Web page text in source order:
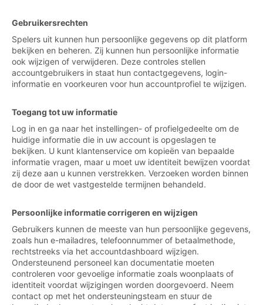
Gebruikersrechten
Spelers uit kunnen hun persoonlijke gegevens op dit platform
bekijken en beheren. Zij kunnen hun persoonlijke informatie
ook wijzigen of verwijderen. Deze controles stellen
accountgebruikers in staat hun contactgegevens, login-
informatie en voorkeuren voor hun accountprofiel te wijzigen.
Toegang tot uw informatie
Log in en ga naar het instellingen- of profielgedeelte om de
huidige informatie die in uw account is opgeslagen te
bekijken. U kunt klantenservice om kopieën van bepaalde
informatie vragen, maar u moet uw identiteit bewijzen voordat
zij deze aan u kunnen verstrekken. Verzoeken worden binnen
de door de wet vastgestelde termijnen behandeld.
Persoonlijke informatie corrigeren en wijzigen
Gebruikers kunnen de meeste van hun persoonlijke gegevens,
zoals hun e-mailadres, telefoonnummer of betaalmethode,
rechtstreeks via het accountdashboard wijzigen.
Ondersteunend personeel kan documentatie moeten
controleren voor gevoelige informatie zoals woonplaats of
identiteit voordat wijzigingen worden doorgevoerd. Neem
contact op met het ondersteuningsteam en stuur de